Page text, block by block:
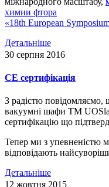
химии фтора
«18th European
Детальніше
30 серпня 2016
СЕ сертифікація
З радістю
вакуумні шафи ТМ
сертифікацію що
Тепер ми з упевненістю
відповідають
Детальніше
12 жовтня 2015